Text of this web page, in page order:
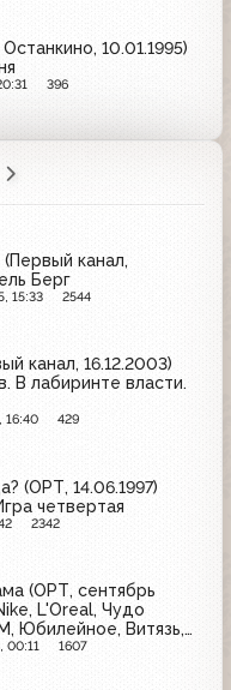
10.01.1995)
396
канал,
Берг
15:33 2544
канал, 16.12.2003)
В лабиринте власти.
16:40 429
(ОРТ, 14.06.1997)
четвертая
2342
(ОРТ, сентябрь
L'Oreal, Чудо
Юбилейное, Витязь,
Nescafe
00:11 1607